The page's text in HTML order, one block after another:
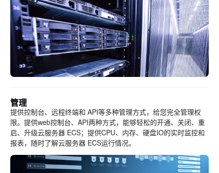
管理
提供控制台、远程终端和 API等多种管理方式，给您完全管理权
限。提供web控制台、API两种方式，能够轻松的开通、关闭、重
启、升级云服务器 ECS；提供CPU、内存、硬盘IO的实时监控和
报表，随时了解云服务器 ECS运行情况。